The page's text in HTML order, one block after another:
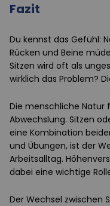
Fazit
Du kennst das Gefühl:
Rücken und Beine
Sitzen wird oft als
wirklich das Problem?
Die menschliche Natur
Abwechslung. Sitzen
eine Kombination
und Übungen, ist der
Arbeitsalltag.
dabei eine wichtige
Der Wechsel zwischen